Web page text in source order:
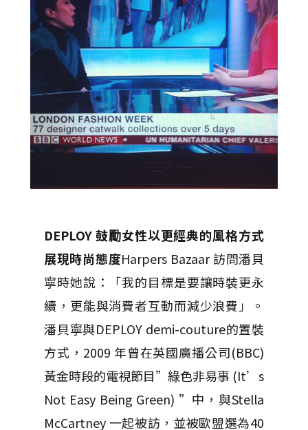
DEPLOY鼓勵女性以更經典的風格方式
展現時尚態度Harpers Bazaar 訪問潘貝
寧時她說：「我的目標是要讓時裝更永
續，更能與消費者互動而減少浪費」。
潘貝寧與DEPLOY demi-couture的置裝
方式，2009 年曾在英國廣播公司(BBC)
黃金時段的電視節目”綠色非易事 (It’s
Not Easy Being Green) ”中，與Stella
McCartney 一起被訪，並被歐盟選為40